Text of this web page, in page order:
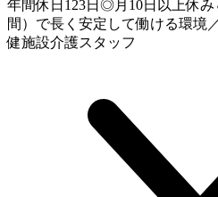
年間休日123日◎月10日以上休
間）で長く安定して働ける環境
健施設介護スタッフ